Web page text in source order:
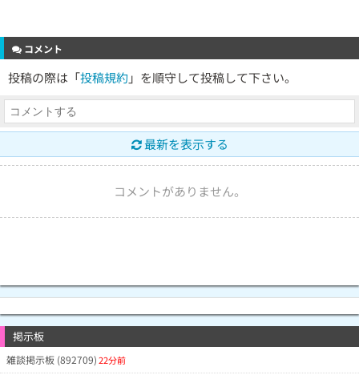
コメント
投稿の際は「投稿規約 」を順守して投稿して下さい。
最新を表示する
コメントがありません。
掲示板
雑談掲示板 (892709)22分前